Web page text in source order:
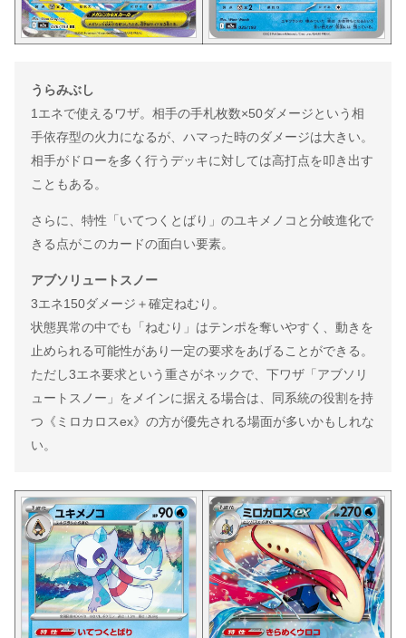
うらみぶし
1エネで使えるワザ。相手の手札枚数×50ダメージという相
手依存型の火力になるが、ハマった時のダメージは大きい。
相手がドローを多く行うデッキに対しては高打点を叩き出す
こともある。
さらに、特性「いてつくとばり」のユキメノコと分岐進化で
きる点がこのカードの面白い要素。
アブソリュートスノー
3エネ150ダメージ＋確定ねむり。
状態異常の中でも「ねむり」はテンポを奪いやすく、動きを
止められる可能性があり一定の要求をあげることができる。
ただし3エネ要求という重さがネックで、下ワザ「アブソリ
ュートスノー」をメインに据える場合は、同系統の役割を持
つ《ミロカロスex》の方が優先される場面が多いかもしれな
い。